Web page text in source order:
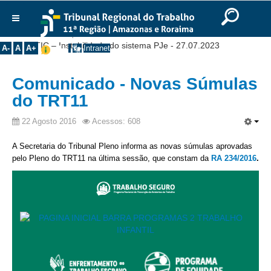
Ir para o rodapé
English
Português Español
A- A A+ Intranet
Institucional
Presidência
Corregedoria
Composição
Desembargadores
Seções Especializadas
Varas do Trabalho
Juízes Manaus
Você está aqui:Início >> Notícias >> Comunicados
SETIC – Instabilidade do sistema PJe - 27.07.2023
Comunicado - Novas Súmulas
do TRT11
22 Agosto 2016 Acessos: 608
A Secretaria do Tribunal Pleno informa as novas súmulas aprovadas
pelo Pleno do TRT11 na última sessão, que constam da RA 234/2016.